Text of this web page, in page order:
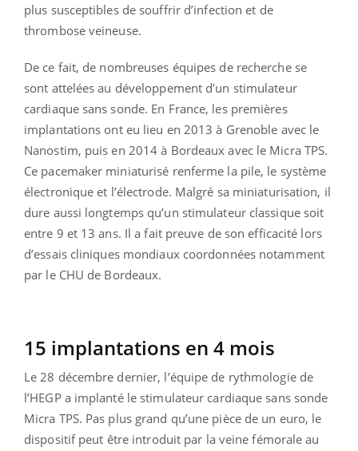
plus susceptibles de souffrir d’infection et de
thrombose veineuse.
De ce fait, de nombreuses équipes de recherche se
sont attelées au développement d’un stimulateur
cardiaque sans sonde. En France, les premières
implantations ont eu lieu en 2013 à Grenoble avec le
Nanostim, puis en 2014 à Bordeaux avec le Micra TPS.
Ce pacemaker miniaturisé renferme la pile, le système
électronique et l’électrode. Malgré sa miniaturisation, il
dure aussi longtemps qu’un stimulateur classique soit
entre 9 et 13 ans. Il a fait preuve de son efficacité lors
d’essais cliniques mondiaux coordonnées notamment
par le CHU de Bordeaux.
15 implantations en 4 mois
Le 28 décembre dernier, l’équipe de rythmologie de
l’HEGP a implanté le stimulateur cardiaque sans sonde
Micra TPS. Pas plus grand qu’une pièce de un euro, le
dispositif peut être introduit par la veine fémorale au